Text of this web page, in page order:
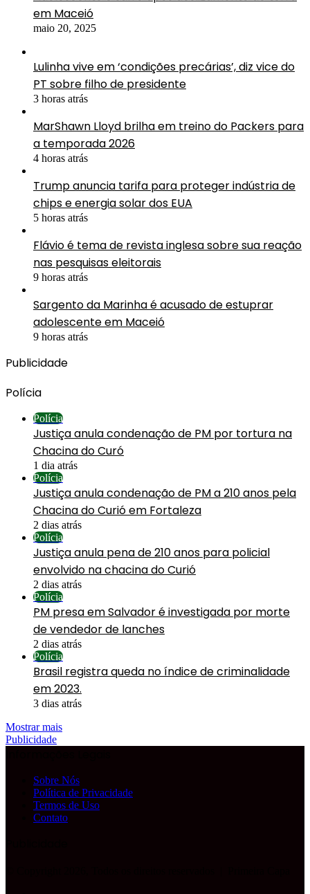
em Maceió
maio 20, 2025
Lulinha vive em ‘condições precárias’, diz vice do
PT sobre filho de presidente
3 horas atrás
MarShawn Lloyd brilha em treino do Packers para
a temporada 2026
4 horas atrás
Trump anuncia tarifa para proteger indústria de
chips e energia solar dos EUA
5 horas atrás
Flávio é tema de revista inglesa sobre sua reação
nas pesquisas eleitorais
9 horas atrás
Sargento da Marinha é acusado de estuprar
adolescente em Maceió
9 horas atrás
Publicidade
Polícia
Polícia
Justiça anula condenação de PM por tortura na
Chacina do Curó
1 dia atrás
Polícia
Justiça anula condenação de PM a 210 anos pela
Chacina do Curió em Fortaleza
2 dias atrás
Polícia
Justiça anula pena de 210 anos para policial
envolvido na chacina do Curió
2 dias atrás
Polícia
PM presa em Salvador é investigada por morte
de vendedor de lanches
2 dias atrás
Polícia
Brasil registra queda no índice de criminalidade
em 2023.
3 dias atrás
Mostrar mais
Publicidade
Sobre Nós
Política de Privacidade
Termos de Uso
Contato